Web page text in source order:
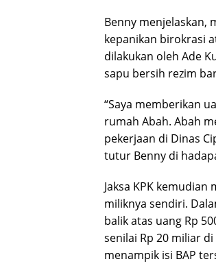
Benny menjelaskan,
kepanikan birokrasi
dilakukan oleh Ade
sapu bersih rezim
“Saya memberikan
rumah Abah. Abah
pekerjaan di Dinas
tutur Benny di
Jaksa KPK
miliknya sendiri.
balik atas uang Rp
senilai Rp 20 miliar
menampik isi BAP